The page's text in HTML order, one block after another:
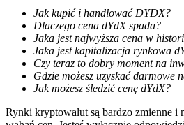
Launchpool
Elastyczne stawianie zakładów,
tokenach
Jak kupić i handlować DYDX?
Dlaczego cena dYdX spada?
Jaka jest najwyższa cena w
Jaka jest kapitalizacja rynkowa
Czy teraz to dobry moment na
Gdzie możesz uzyskać darmowe
Jak możesz śledzić cenę dYdX?
Rynki kryptowalut są bardzo zmienne i